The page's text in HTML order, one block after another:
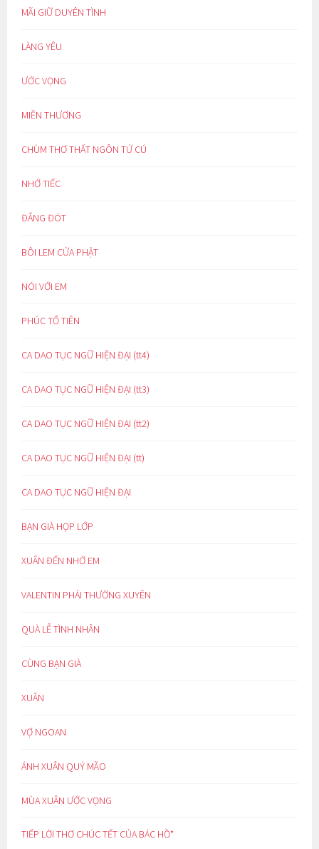
MÃI GIỮ DUYÊN TÌNH
LÀNG YÊU
ƯỚC VỌNG
MIỀN THƯƠNG
CHÙM THƠ THẤT NGÔN TỨ CÚ
NHỚ TIẾC
ĐẮNG ĐÓT
BÔI LEM CỬA PHẬT
NÓI VỚI EM
PHÚC TỔ TIÊN
CA DAO TỤC NGỮ HIỆN ĐẠI (tt4)
CA DAO TỤC NGỮ HIỆN ĐẠI (tt3)
CA DAO TỤC NGỮ HIỆN ĐẠI (tt2)
CA DAO TỤC NGỮ HIỆN ĐẠI (tt)
CA DAO TỤC NGỮ HIỆN ĐẠI
BẠN GIÀ HỌP LỚP
XUÂN ĐẾN NHỚ EM
VALENTIN PHẢI THƯỜNG XUYÊN
QUÀ LỄ TÌNH NHÂN
CÙNG BẠN GIÀ
XUÂN
VỢ NGOAN
ÁNH XUÂN QUÝ MÃO
MÙA XUÂN ƯỚC VỌNG
TIẾP LỜI THƠ CHÚC TẾT CỦA BÁC HỒ*